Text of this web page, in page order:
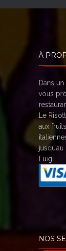
À
Dans
vous
Le
aux
Luigi.
NOS